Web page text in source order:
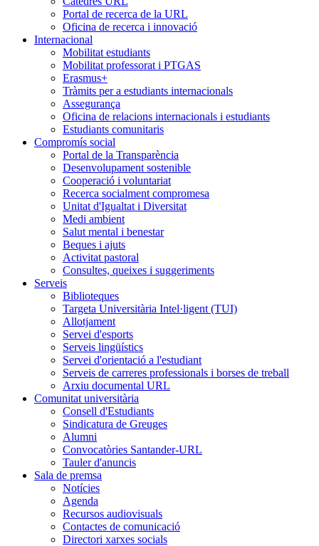
Portal de recerca de la URL
Oficina de recerca i innovació
Internacional
Mobilitat estudiants
Mobilitat professorat i PTGAS
Erasmus+
Tràmits per a estudiants internacionals
Assegurança
Oficina de relacions internacionals i estudiants
Estudiants comunitaris
Compromís social
Portal de la Transparència
Desenvolupament sostenible
Cooperació i voluntariat
Recerca socialment compromesa
Unitat d'Igualtat i Diversitat
Medi ambient
Salut mental i benestar
Beques i ajuts
Activitat pastoral
Consultes, queixes i suggeriments
Serveis
Biblioteques
Targeta Universitària Intel·ligent (TUI)
Allotjament
Servei d'esports
Serveis lingüístics
Servei d'orientació a l'estudiant
Serveis de carreres professionals i borses de treball
Arxiu documental URL
Comunitat universitària
Consell d'Estudiants
Sindicatura de Greuges
Alumni
Convocatòries Santander-URL
Tauler d'anuncis
Sala de premsa
Notícies
Agenda
Recursos audiovisuals
Contactes de comunicació
Directori xarxes socials